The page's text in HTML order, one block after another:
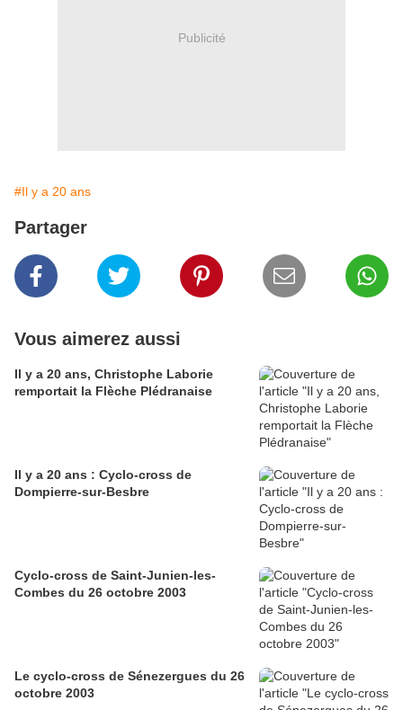
Publicité
#Il y a 20 ans
Partager
Vous aimerez aussi
Il y a 20 ans, Christophe Laborie
remportait la Flèche Plédranaise
Il y a 20 ans : Cyclo-cross de
Dompierre-sur-Besbre
Cyclo-cross de Saint-Junien-les-
Combes du 26 octobre 2003
Le cyclo-cross de Sénezergues du 26
octobre 2003